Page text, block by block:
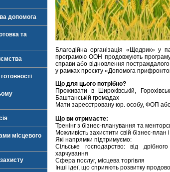
допомога
та
місцевого
Благодійна організація «Щедрик» у
програмою ООН продовжують програму
справи або відновлення постраждалого
у рамках проєкту «Допомога
Що для цього потрібно?
Проживати в Широківській,
Баштанській громадах
Мати зареєстровану юр. особу, ФОП або
Що ви отримаєте:
Тренінг з бізнес-планування та
Можливість захистити свій бізнес-
Які напрямки підтримуємо:
Сільське господарство: від
харчування
Сфера послуг, місцева торгівля
Інші ідеї, що сприяють розвитку